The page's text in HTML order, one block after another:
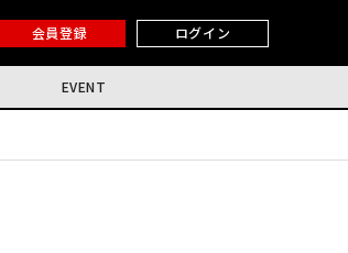
会員登録 ログイン
EVENT